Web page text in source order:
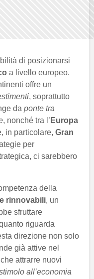
di posizionarsi
a livello europeo.
offre un
, soprattutto
da ponte tra
, nonché tra l’ Europa
in particolare, Gran
per
ci sarebbero
della
rinnovabili, un
sfruttare
riguarda
direzione non solo
già attive nel
attrarre nuovi
all’economia